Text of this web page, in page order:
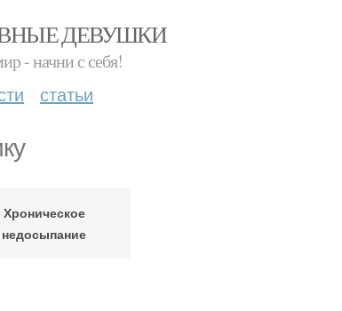
ДЕВУШКИ
- начни с себя!
статьи
Хроническое
недосыпание